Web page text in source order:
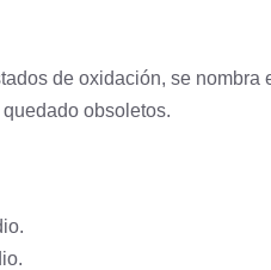
de oxidación, se
obsoletos.